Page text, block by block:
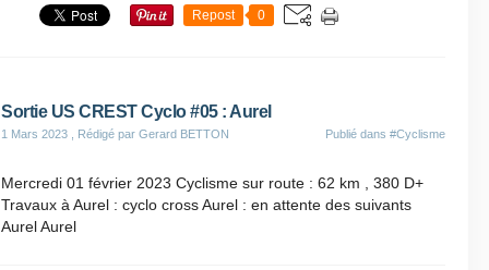
Repost 0
Sortie US CREST Cyclo #05 : Aurel
1 Mars 2023 , Rédigé par Gerard BETTON Publié dans #Cyclisme
Mercredi 01 février 2023 Cyclisme sur route : 62 km , 380 D+
Travaux à Aurel : cyclo cross Aurel : en attente des suivants
Aurel Aurel